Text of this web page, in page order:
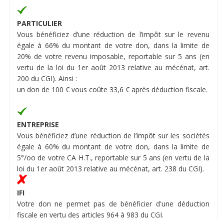
PARTICULIER
Vous bénéficiez d’une réduction de l’impôt sur le revenu
égale à 66% du montant de votre don, dans la limite de
20% de votre revenu imposable, reportable sur 5 ans (en
vertu de la loi du 1er août 2013 relative au mécénat, art.
200 du CGI). Ainsi :
un don de 100 € vous coûte 33,6 € après déduction fiscale.
ENTREPRISE
Vous bénéficiez d’une réduction de l’impôt sur les sociétés
égale à 60% du montant de votre don, dans la limite de
5°/oo de votre CA H.T., reportable sur 5 ans (en vertu de la
loi du 1er août 2013 relative au mécénat, art. 238 du CGI).
IFI
Votre don ne permet pas de bénéficier d'une déduction
fiscale en vertu des articles 964 à 983 du CGI.